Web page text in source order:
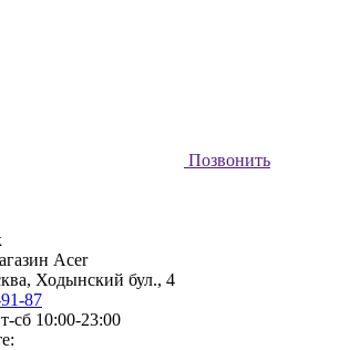
Позвонить
Acer
, Ходынский бул., 4
87
сб 10:00-23:00